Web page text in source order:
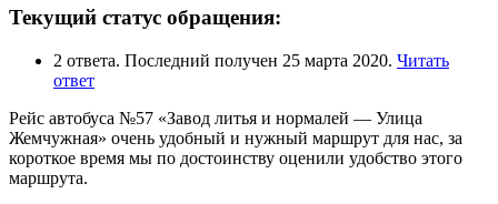
Текущий статус обращения:
2 ответа. Последний получен 25 марта 2020. Читать
ответ
Рейс автобуса №57 «Завод литья и нормалей — Улица
Жемчужная» очень удобный и нужный маршрут для нас, за
короткое время мы по достоинству оценили удобство этого
маршрута.